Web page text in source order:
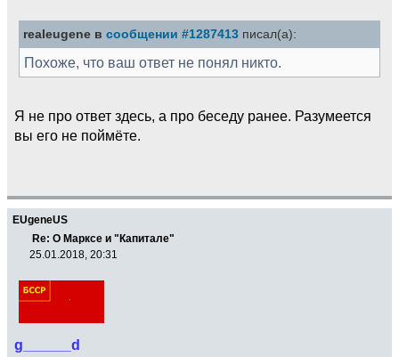
realeugene в сообщении #1287413 писал(а):
Похоже, что ваш ответ не понял никто.
Я не про ответ здесь, а про беседу ранее. Разумеется
вы его не поймёте.
EUgeneUS
Re: О Марксе и "Капитале"
25.01.2018, 20:31
g______d